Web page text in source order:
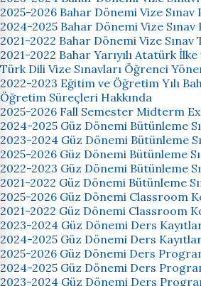
2025-2026 Bahar Dönemi Vize Sınav
2024-2025 Bahar Dönemi Vize Sınav
2021-2022 Bahar Dönemi Vize Sınav
2021-2022 Bahar Yarıyılı Atatürk
Türk Dili Vize Sınavları Öğrenci
2022-2023 Eğitim ve Öğretim Yılı
Öğretim Süreçleri Hakkında
2025-2026 Fall Semester Midterm
2024-2025 Güz Dönemi Bütünleme
2023-2024 Güz Dönemi Bütünleme
2025-2026 Güz Dönemi Bütünleme
2022-2023 Güz Dönemi Bütünleme
2021-2022 Güz Dönemi Bütünleme
2025-2026 Güz Dönemi Classroom
2021-2022 Güz Dönemi Classroom
2023-2024 Güz Dönemi Ders
2024-2025 Güz Dönemi Ders
2025-2026 Güz Dönemi Ders
2024-2025 Güz Dönemi Ders
2023-2024 Güz Dönemi Ders